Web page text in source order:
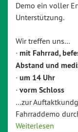
Demo ein voller
Unterstützung.
Wir treffen uns…
· mit Fahrrad,
Abstand und
· um 14 Uhr
· vorm Schloss
…zur
Fahrraddemo
Weiterlesen